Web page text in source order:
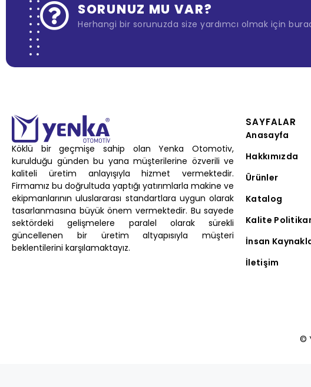
SORUNUZ MU VAR?
Herhangi bir sorunuzda size yardımcı olmak için
Köklü bir geçmişe sahip olan Yenka Otomotiv,
kurulduğu günden bu yana müşterilerine özverili ve
kaliteli üretim anlayışıyla hizmet vermektedir.
Firmamız bu doğrultuda yaptığı yatırımlarla makine ve
ekipmanlarının uluslararası standartlara uygun olarak
tasarlanmasına büyük önem vermektedir. Bu sayede
sektördeki gelişmelere paralel olarak sürekli
güncellenen bir üretim altyapısıyla müşteri
beklentilerini karşılamaktayız.
SAYFALAR
Anasayfa
Hakkımızda
Ürünler
Katalog
Kalite
İnsan
İletişim
©